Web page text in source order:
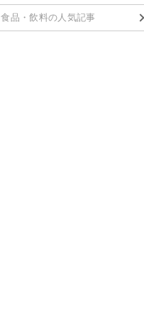
食品・飲料の人気記事